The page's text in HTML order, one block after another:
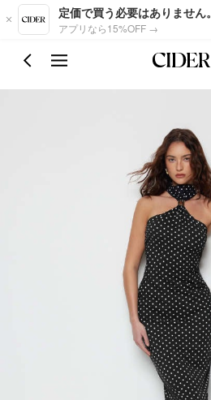
Skip to main content
定価で買う必要はありません。
アプリなら15%OFF →